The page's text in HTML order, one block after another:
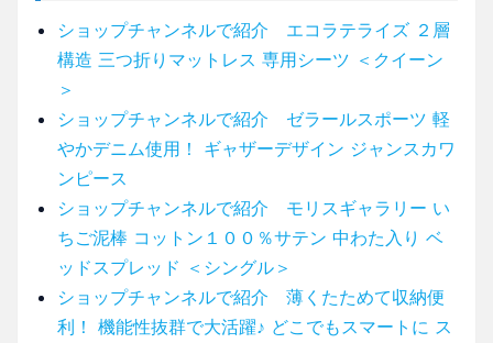
ショップチャンネルで紹介 エコラテライズ ２層
構造 三つ折りマットレス 専用シーツ ＜クイーン
＞
ショップチャンネルで紹介 ゼラールスポーツ 軽
やかデニム使用！ ギャザーデザイン ジャンスカワ
ンピース
ショップチャンネルで紹介 モリスギャラリー い
ちご泥棒 コットン１００％サテン 中わた入り ベ
ッドスプレッド ＜シングル＞
ショップチャンネルで紹介 薄くたためて収納便
利！ 機能性抜群で大活躍♪ どこでもスマートに ス